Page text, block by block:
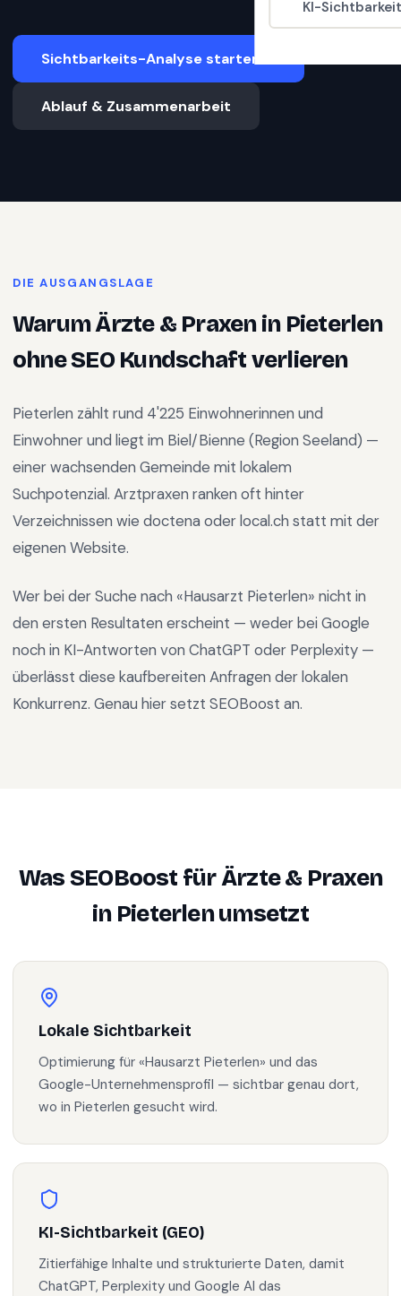
KI-
Sichtbarkeits-Analyse starten
Ablauf & Zusammenarbeit
DIE AUSGANGSLAGE
WarumÄrzte & Praxenin Pieterlen
ohne SEO Kundschaft verlieren
Pieterlen zählt rund 4'225 Einwohnerinnen und
Einwohner und liegt im Biel/Bienne (Region Seeland) —
einer wachsenden Gemeinde mit lokalem
Suchpotenzial. Arztpraxen ranken oft hinter
Verzeichnissen wie doctena oder local.ch statt mit der
eigenen Website.
Wer bei der Suche nach «Hausarzt Pieterlen» nicht in
den ersten Resultaten erscheint — weder bei Google
noch in KI-Antworten von ChatGPT oder Perplexity —
überlässt diese kaufbereiten Anfragen der lokalen
Konkurrenz. Genau hier setzt SEOBoost an.
Was SEOBoost fürÄrzte & Praxen
in Pieterlenumsetzt
Lokale Sichtbarkeit
Optimierung für «Hausarzt Pieterlen» und das
Google-Unternehmensprofil — sichtbar genau dort,
wo in Pieterlen gesucht wird.
KI-Sichtbarkeit (GEO)
Zitierfähige Inhalte und strukturierte Daten, damit
ChatGPT, Perplexity und Google AI das